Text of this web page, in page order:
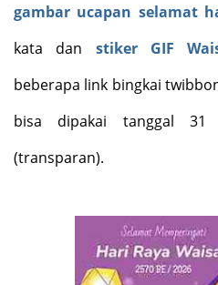
gambar ucapan selamat
kata dan stiker GIF
beberapa link bingkai
bisa dipakai tanggal
(transparan).